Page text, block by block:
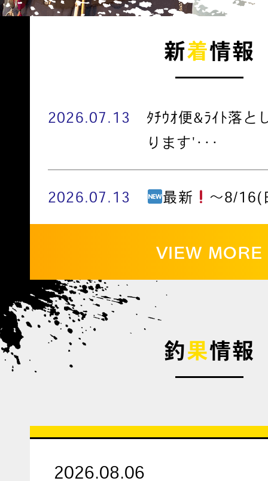
新着情報
2026.07.13
ﾀﾁｳｵ便&ﾗｲﾄ落と
ります'･･･
2026.07.13 最新 ～8/16(
VIEW MORE
釣果情報
2026.08.06